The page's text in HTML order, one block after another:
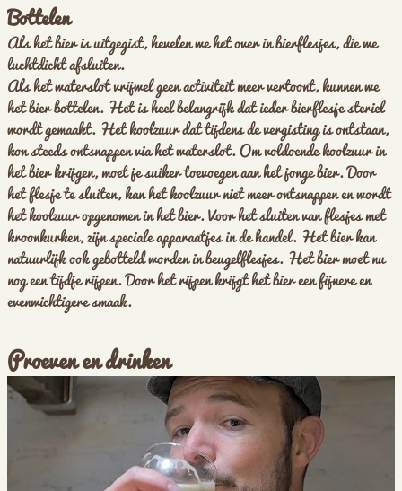
Bottelen
Als het bier is uitgegist, hevelen we het over in bierflesjes, die we
luchtdicht afsluiten.
Als het waterslot vrijwel geen activiteit meer vertoont, kunnen we
het bier bottelen. Het is heel belangrijk dat ieder bierflesje steriel
wordt gemaakt. Het koolzuur dat tijdens de vergisting is ontstaan,
kon steeds ontsnappen via het waterslot. Om voldoende koolzuur in
het bier krijgen, moet je suiker toevoegen aan het jonge bier. Door
het flesje te sluiten, kan het koolzuur niet meer ontsnappen en wordt
het koolzuur opgenomen in het bier. Voor het sluiten van flesjes met
kroonkurken, zijn speciale apparaatjes in de handel. Het bier kan
natuurlijk ook gebotteld worden in beugelflesjes. Het bier moet nu
nog een tijdje rijpen. Door het rijpen krijgt het bier een fijnere en
evenwichtigere smaak.
Proeven en drinken